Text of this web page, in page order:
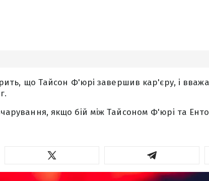
що Тайсон Ф'юрі завершив кар'єру, і
якщо бій між Тайсоном Ф'юрі та